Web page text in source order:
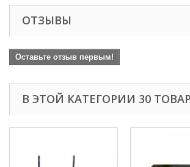
ОТЗЫВЫ
Оставьте отзыв первым!
В ЭТОЙ КАТЕГОРИИ 30